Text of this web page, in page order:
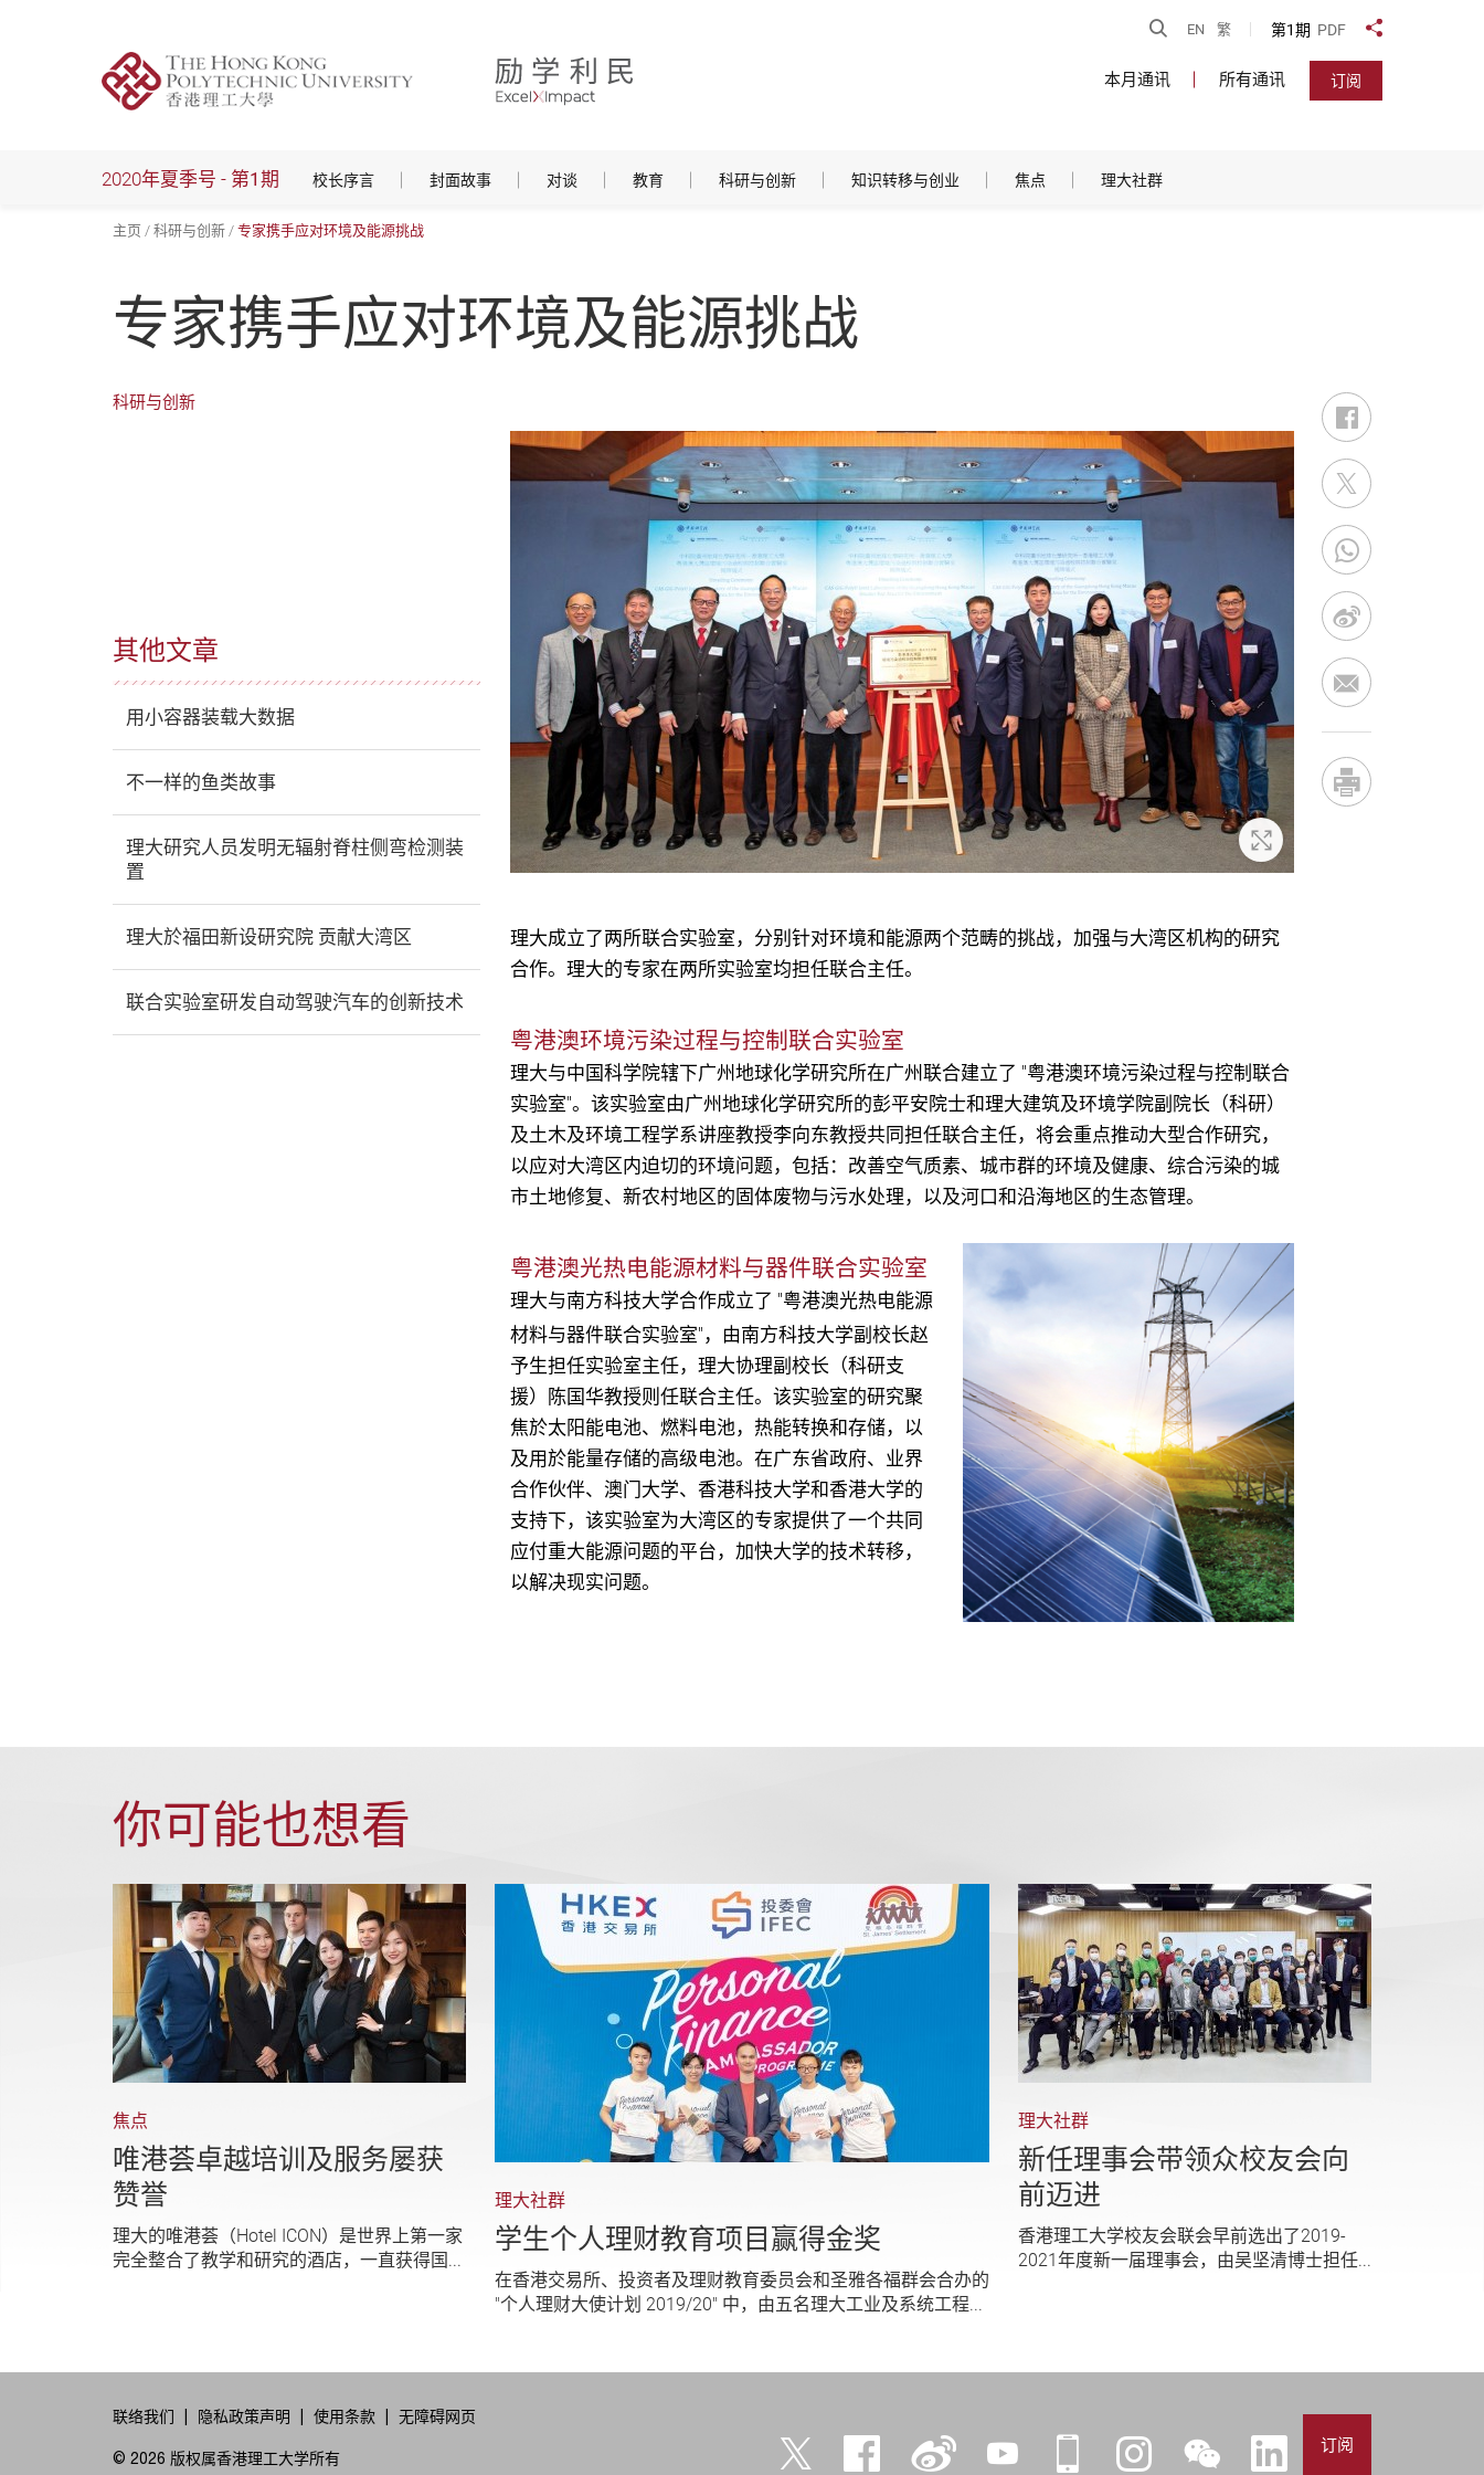
开启搜寻
EN 繁 第1期 PDF 分享到
本月通讯 所有通讯 订阅
2020年夏季号 - 第1期 校长序言 封面故事 对谈 教育 科研与创新 知识转移与创业 焦点 理大社群
主页 科研与创新 专家携手应对环境及能源挑战
专家携手应对环境及能源挑战
科研与创新
其他文章
用小容器装载大数据
不一样的鱼类故事
理大研究人员发明无辐射脊柱侧弯检测装
置
理大於福田新设研究院 贡献大湾区
联合实验室研发自动驾驶汽车的创新技术
放大
理大成立了两所联合实验室，分别针对环境和能源两个范畴的挑战，加强与大湾区机构的研究
合作。理大的专家在两所实验室均担任联合主任。
粤港澳环境污染过程与控制联合实验室
理大与中国科学院辖下广州地球化学研究所在广州联合建立了 "粤港澳环境污染过程与控制联合
实验室"。该实验室由广州地球化学研究所的彭平安院士和理大建筑及环境学院副院长（科研）
及土木及环境工程学系讲座教授李向东教授共同担任联合主任，将会重点推动大型合作研究，
以应对大湾区内迫切的环境问题，包括：改善空气质素、城市群的环境及健康、综合污染的城
市土地修复、新农村地区的固体废物与污水处理，以及河口和沿海地区的生态管理。
粤港澳光热电能源材料与器件联合实验室
理大与南方科技大学合作成立了 "粤港澳光热电能源
材料与器件联合实验室"，由南方科技大学副校长赵
予生担任实验室主任，理大协理副校长（科研支
援）陈国华教授则任联合主任。该实验室的研究聚
焦於太阳能电池、燃料电池，热能转换和存储，以
及用於能量存储的高级电池。在广东省政府、业界
合作伙伴、澳门大学、香港科技大学和香港大学的
支持下，该实验室为大湾区的专家提供了一个共同
应付重大能源问题的平台，加快大学的技术转移，
以解决现实问题。
你可能也想看
焦点
唯港荟卓越培训及服务屡获
赞誉
理大的唯港荟（Hotel ICON）是世界上第一家
完全整合了教学和研究的酒店，一直获得国...
理大社群
学生个人理财教育项目赢得金奖
在香港交易所、投资者及理财教育委员会和圣雅各福群会合办的
"个人理财大使计划 2019/20" 中，由五名理大工业及系统工程...
理大社群
新任理事会带领众校友会向
前迈进
香港理工大学校友会联会早前选出了2019-
2021年度新一届理事会，由吴坚清博士担任...
联络我们 隐私政策声明 使用条款 无障碍网页
© 2026 版权属香港理工大学所有
订阅
Twitter Facebook微 YouTubeiPolyU Instagram
微 LinkedIn